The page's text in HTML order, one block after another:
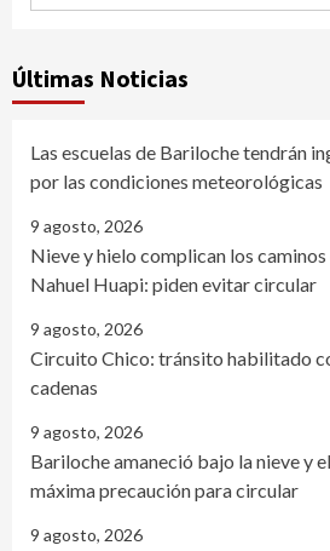
Últimas Noticias
Las escuelas de Bariloche tendrán
por las condiciones meteorológicas
9 agosto, 2026
Nieve y hielo complican los
Nahuel Huapi: piden evitar circular
9 agosto, 2026
Circuito Chico: tránsito habilitado
cadenas
9 agosto, 2026
Bariloche amaneció bajo la nieve y
máxima precaución para circular
9 agosto, 2026